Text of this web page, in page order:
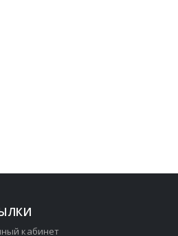
кабинет